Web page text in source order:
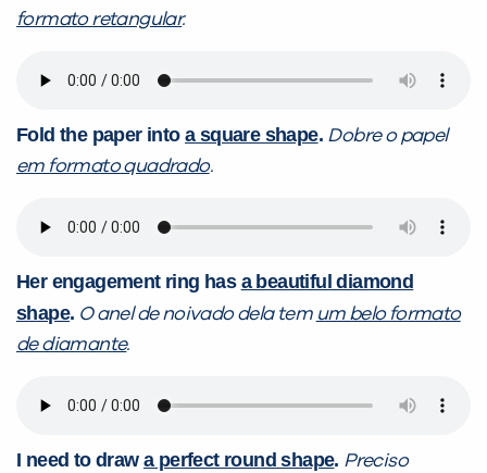
formato retangular.
Fold the paper into a square shape. Dobre o papel
em formato quadrado.
Her engagement ring has a beautiful diamond
shape. O anel de noivado dela tem um belo formato
de diamante.
I need to drawa perfect round shape. Preciso